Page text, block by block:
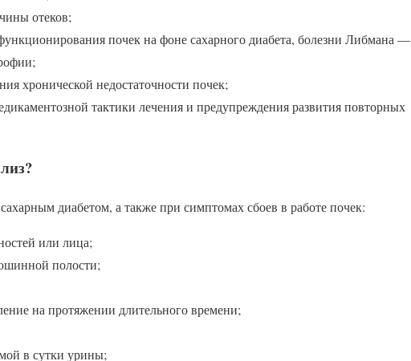
отеков;
почек на фоне сахарного диабета, болезни Либмана —
хронической недостаточности почек;
тактики лечения и предупреждения развития повторных
диабетом, а также при симптомах сбоев в работе почек:
или лица;
полости;
на протяжении длительного времени;
в сутки урины;